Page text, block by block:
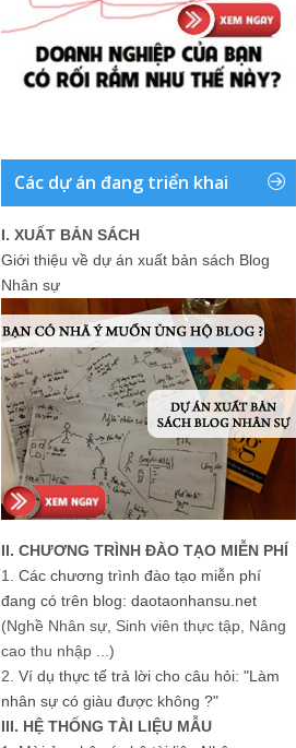
Các dự án đang triển khai
I. XUẤT BẢN SÁCH
Giới thiệu về dự án xuất bản sách Blog
Nhân sự
II. CHƯƠNG TRÌNH ĐÀO TẠO MIỄN PHÍ
1. Các chương trình đào tạo miễn phí
đang có trên blog: daotaonhansu.net
(Nghề Nhân sự, Sinh viên thực tập, Nâng
cao thu nhập ...)
2. Ví dụ thực tế trả lời cho câu hỏi: "Làm
nhân sự có giàu được không ?"
III. HỆ THỐNG TÀI LIỆU MẪU